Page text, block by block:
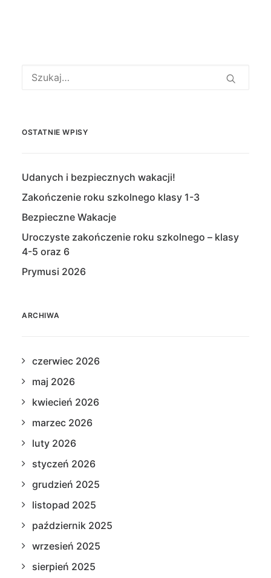
OSTATNIE WPISY
Udanych i bezpiecznych wakacji!
Zakończenie roku szkolnego klasy 1-3
Bezpieczne Wakacje
Uroczyste zakończenie roku szkolnego – klasy
4-5 oraz 6
Prymusi 2026
ARCHIWA
czerwiec 2026
maj 2026
kwiecień 2026
marzec 2026
luty 2026
styczeń 2026
grudzień 2025
listopad 2025
październik 2025
wrzesień 2025
sierpień 2025